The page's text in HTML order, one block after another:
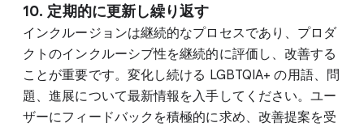
10. 定期的に更新し繰り返す
インクルージョンは継続的なプロセスであり、プロダ
クトのインクルーシブ性を継続的に評価し、改善する
ことが重要です。変化し続ける LGBTQIA+ の用語、問
題、進展について最新情報を入手してください。ユー
ザーにフィードバックを積極的に求め、改善提案を受